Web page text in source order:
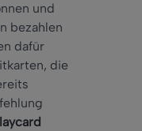
und
bezahlen
dafür
die